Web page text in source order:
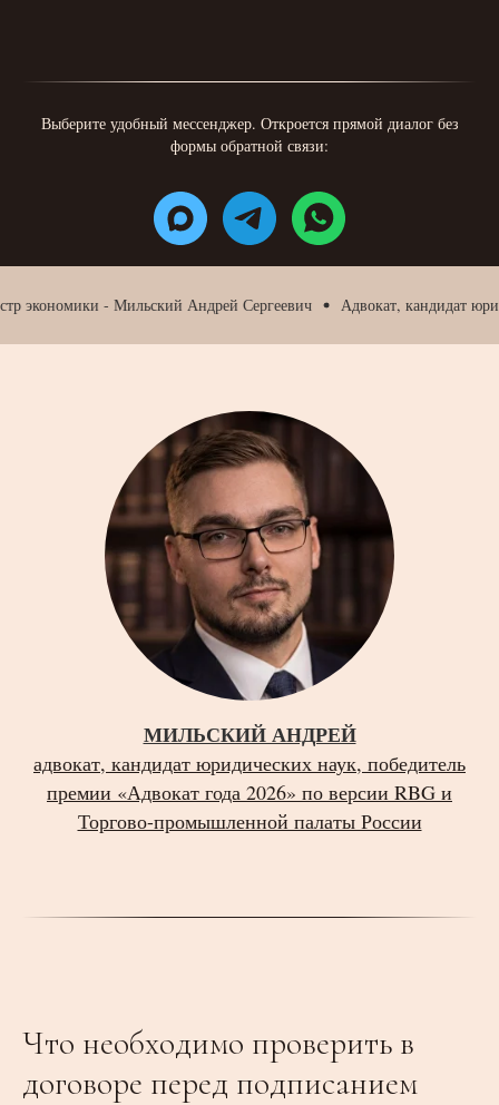
Выберите удобный мессенджер. Откроется прямой диалог без
формы обратной связи:
- Мильский Андрей Сергеевич Адвокат, кандидат
МИЛЬСКИЙ АНДРЕЙ
адвокат, кандидат юридических наук, победитель
премии «Адвокат года 2026» по версии RBG и
Торгово-промышленной палаты России
Что необходимо проверить в
договоре перед подписанием